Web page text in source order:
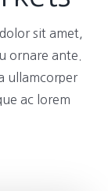
sit amet,
ornare ante.
ullamcorper
ac lorem